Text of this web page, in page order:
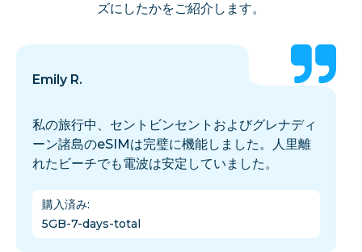
ズにしたかをご紹介します。
Emily R.
私の旅行中、セントビンセントおよびグレナディ
ーン諸島のeSIMは完璧に機能しました。人里離
れたビーチでも電波は安定していました。
購入済み:
5GB-7-days-total